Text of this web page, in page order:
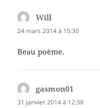
Will
24 mars 2014 à 15:30
Beau poème.
gasmon01
31 janvier 2014 à 12:38